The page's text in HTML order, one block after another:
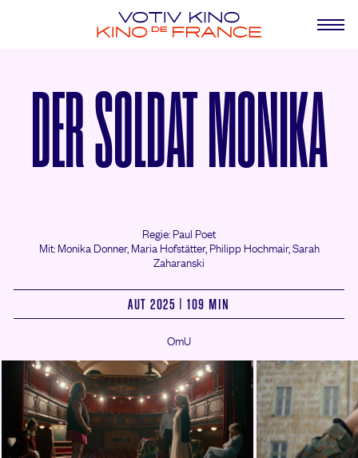
DER SOLDAT MONIKA
Regie: Paul Poet
Mit: Monika Donner, Maria Hofstätter, Philipp Hochmair,Sarah
Zaharanski
AUT 2025 | 109 MIN
OmU